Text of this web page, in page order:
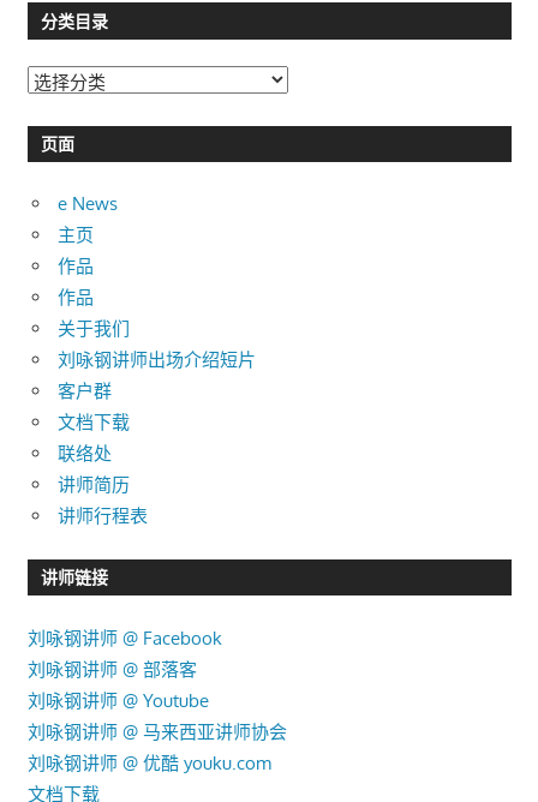
分类目录
分
目页面
e News
主页
作品
作品
关于我们
刘咏钢讲师出场介绍短片
客户群
文档下载
联络处
讲师简历
讲师行程表
讲师链接
刘咏钢讲师 @ Facebook
刘咏钢讲师 @ 部落客
刘咏钢讲师 @ Youtube
刘咏钢讲师 @ 马来西亚讲师协会
刘咏钢讲师 @ 优酷 youku.com
文档下载